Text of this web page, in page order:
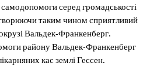
серед громадськості
створюючи таким чином сприятливий
Вальдек-Франкенберг.
району Вальдек-Франкенберг
кас землі Гессен.